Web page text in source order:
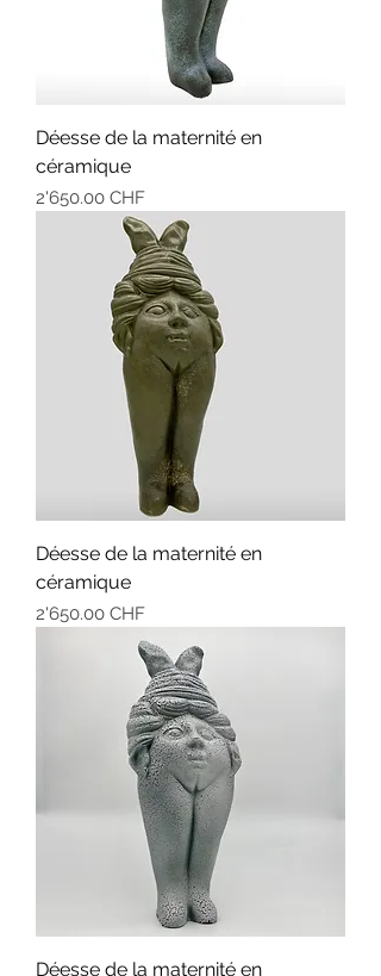
Déesse de la maternité en
céramique
Prix
2'650.00 CHF
Déesse de la maternité en
céramique
Prix
2'650.00 CHF
Déesse de la maternité en